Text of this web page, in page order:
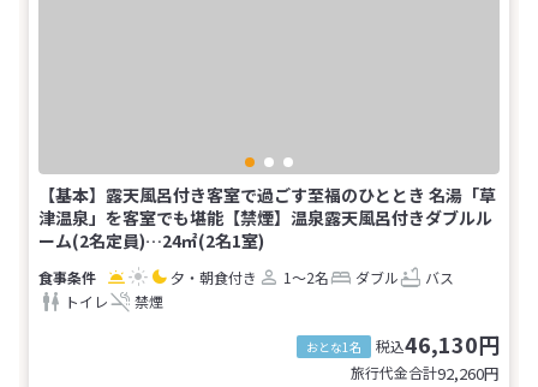
【基本】露天風呂付き客室で過ごす至福のひととき 名湯「草
津温泉」を客室でも堪能【禁煙】温泉露天風呂付きダブルル
ーム(2名定員)…24㎡(2名1室)
夕・朝食付き 1～2名 ダブル
バス
トイレ
禁煙
おとな1名 税込46,130円
旅行代金合計92,260円